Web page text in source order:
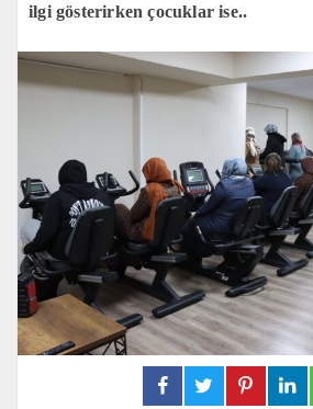
ilgi gösterirken çocuklar ise..